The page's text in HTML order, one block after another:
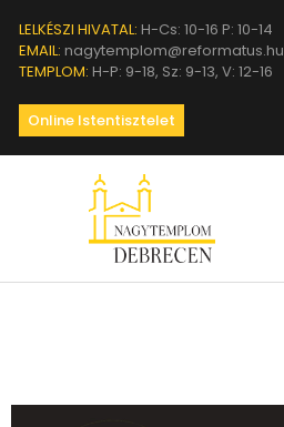
LELKÉSZI HIVATAL: H-Cs: 10-16 P: 10-14
EMAIL: nagytemplom@reformatus.hu
TEMPLOM: H-P: 9-18, Sz: 9-13, V: 12-16
Online Istentisztelet